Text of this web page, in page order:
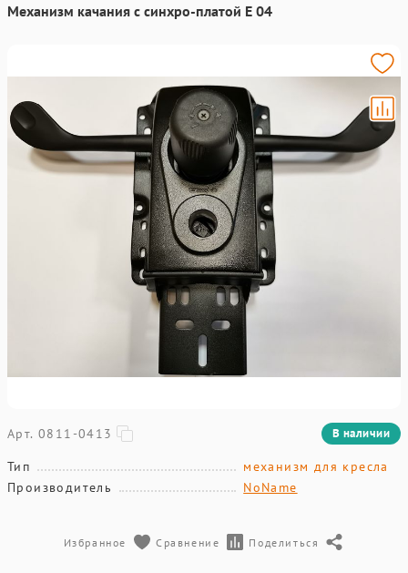
Механизм качания c синхро-платой E 04
Арт. 0811-0413 В наличии
Тип
механизм для кресла
Производитель
NoName
Избранное Сравнение Поделиться